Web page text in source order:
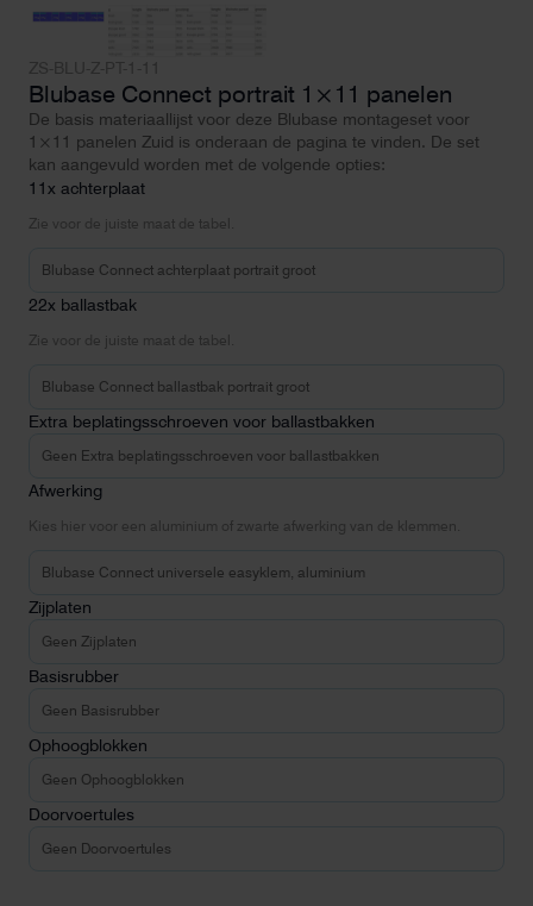
Blubase Connect portrait 1×11 panelen
De basis materiaallijst voor deze Blubase montageset voor
1×11 panelen Zuid is onderaan de pagina te vinden. De set
kan aangevuld worden met de volgende opties:
11x achterplaat
Zie voor de juiste maat de tabel.
22x ballastbak
Zie voor de juiste maat de tabel.
Extra beplatingsschroeven voor ballastbakken
Afwerking
Kies hier voor een aluminium of zwarte afwerking van de klemmen.
Zijplaten
Basisrubber
Ophoogblokken
Doorvoertules